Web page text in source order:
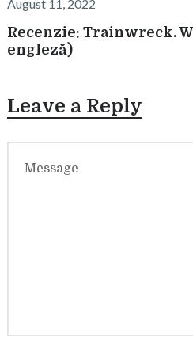
August 11, 2022
Recenzie: Trainwreck.
engleză)
Leave a Reply